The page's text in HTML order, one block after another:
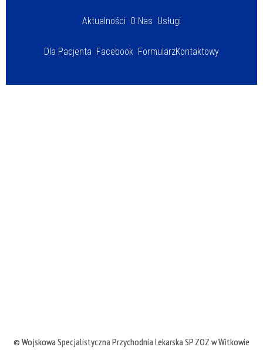
Aktualności O Nas Usługi
Dla Pacjenta Facebook FormularzKontaktowy
© Wojskowa Specjalistyczna Przychodnia Lekarska SP ZOZ w Witkowie